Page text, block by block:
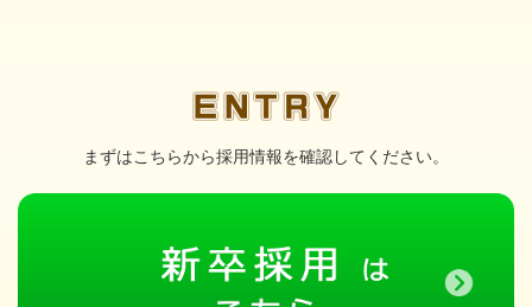
まずはこちらから採用情報を確認してください。